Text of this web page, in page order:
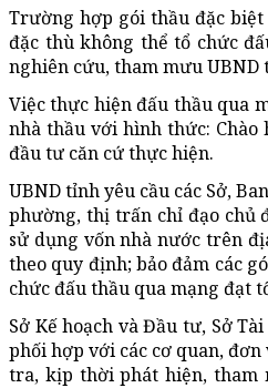
Trường hợp gói thầu đặc
đặc thù không thể tổ chức
nghiên cứu, tham mưu
Việc thực hiện đấu thầu qua
nhà thầu với hình thức:
đầu tư căn cứ thực hiện.
UBND tỉnh yêu cầu các Sở,
phường, thị trấn chỉ đạo chủ
sử dụng vốn nhà nước trên
theo quy định; bảo đảm các
chức đấu thầu qua mạng đạt
Sở Kế hoạch và Đầu tư, Sở
phối hợp với các cơ quan,
tra, kịp thời phát hiện, tham